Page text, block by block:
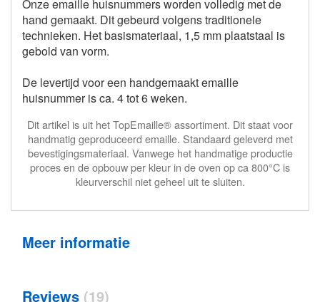
Onze emaille huisnummers worden volledig met de
hand gemaakt. Dit gebeurd volgens traditionele
technieken. Het basismateriaal, 1,5 mm plaatstaal is
gebold van vorm.
De levertijd voor een handgemaakt emaille
huisnummer is ca. 4 tot 6 weken.
Dit artikel is uit het TopEmaille® assortiment. Dit staat voor
handmatig geproduceerd emaille. Standaard geleverd met
bevestigingsmateriaal. Vanwege het handmatige productie
proces en de opbouw per kleur in de oven op ca 800°C is
kleurverschil niet geheel uit te sluiten.
Meer informatie
Reviews 19